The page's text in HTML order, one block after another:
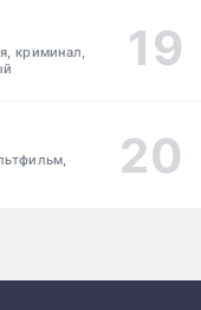
криминал,